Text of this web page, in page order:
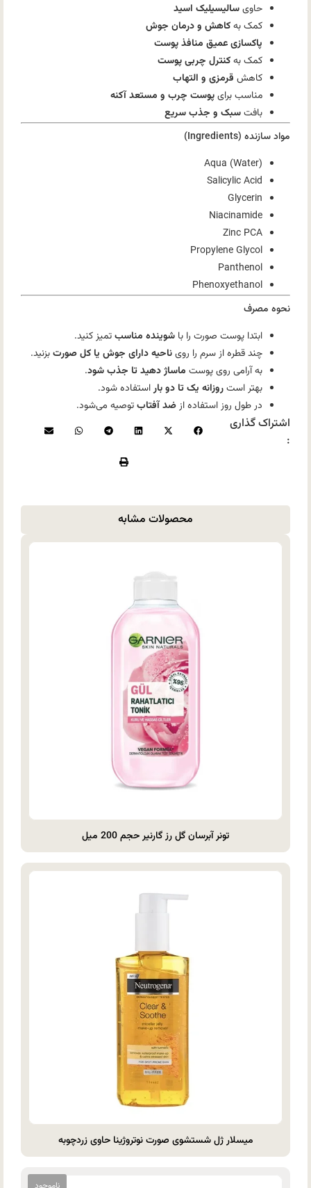
حاویسالیسیلیک اسید
کمک بهکاهش و درمان جوش
پاکسازی عمیق منافذ پوست
کمک بهکنترل چربی پوست
کاهش قرمزی و التهاب
مناسب برایپوست چرب و مستعد آکنه
بافتسبک و جذب سریع
مواد سازنده (Ingredients)
Aqua (Water)
Salicylic Acid
Glycerin
Niacinamide
Zinc PCA
Propylene Glycol
Panthenol
Phenoxyethanol
نحوه مصرف
ابتدا پوست صورت را با شوینده مناسبتمیز کنید.
چند قطره از سرم را رویناحیه دارای جوش یا کل صورتبزنید.
به آرامی روی پوست ماساژ دهید تا جذب شود.
بهتر استروزانه یک تا دو باراستفاده شود.
در طول روز استفاده ازضد آفتابتوصیه می‌شود.
اشتراک گذاری
:
محصولات مشابه
تونر آبرسان گل رز گارنیر حجم 200 میل
میسلار ژل شستشوی صورت نوتروژینا حاوی زردچوبه